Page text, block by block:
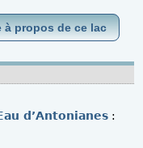
à propos de ce lac
d’Antonianes :